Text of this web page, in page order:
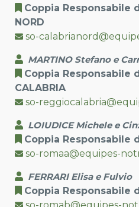
Coppia Responsabile
NORD
so-
MARTINO Stefano e
Coppia Responsabile
CALABRIA
so-
LOIUDICE Michele e
Coppia Responsabile
so-romaa@equipes-
FERRARI Elisa e Fulvio
Coppia Responsabile